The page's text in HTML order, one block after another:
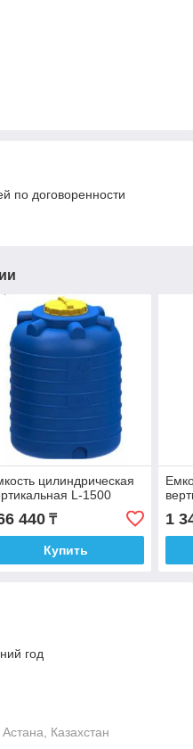
по договоренности
цилиндрическая
L-1500
440₸
Купить
1
год
Казахстан